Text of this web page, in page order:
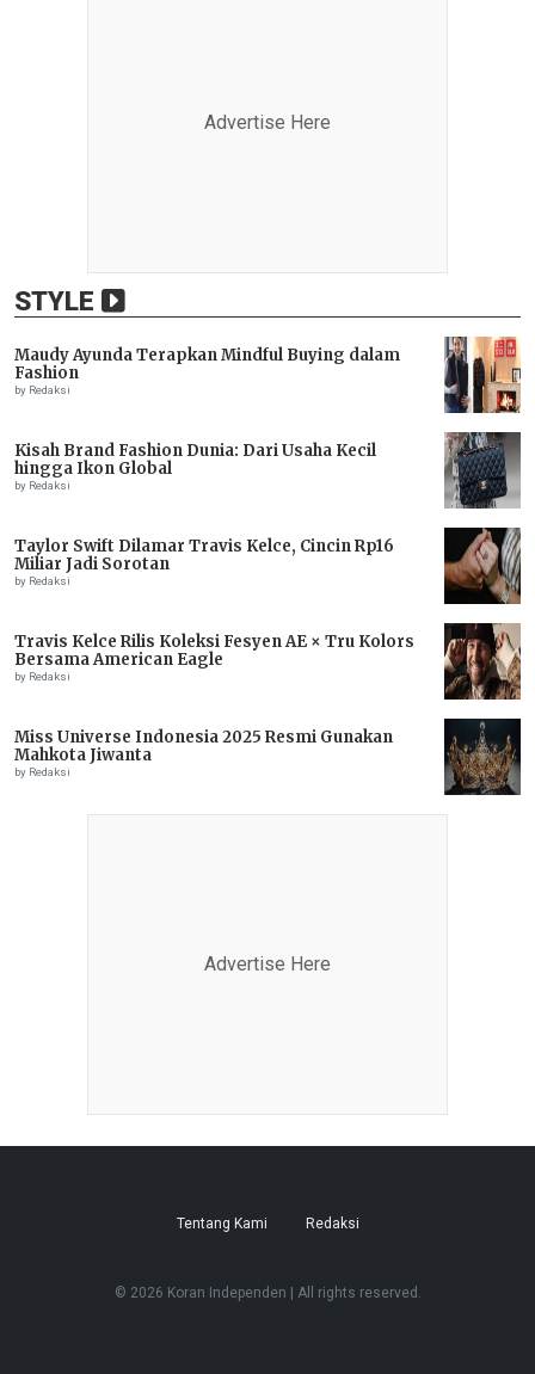
Advertise Here
STYLE
Maudy Ayunda Terapkan Mindful Buying dalam
Fashion
by Redaksi
Kisah Brand Fashion Dunia: Dari Usaha Kecil
hingga Ikon Global
by Redaksi
Taylor Swift Dilamar Travis Kelce, Cincin Rp16
Miliar Jadi Sorotan
by Redaksi
Travis Kelce Rilis Koleksi Fesyen AE × Tru Kolors
Bersama American Eagle
by Redaksi
Miss Universe Indonesia 2025 Resmi Gunakan
Mahkota Jiwanta
by Redaksi
Advertise Here
Tentang Kami Redaksi
© 2026 Koran Independen | All rights reserved.